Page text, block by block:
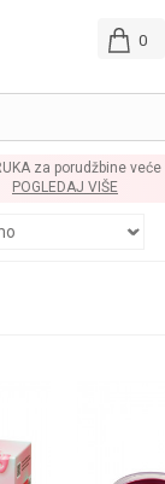
0
LOYALTY PROGRAM
POGLEDAJ VIŠE